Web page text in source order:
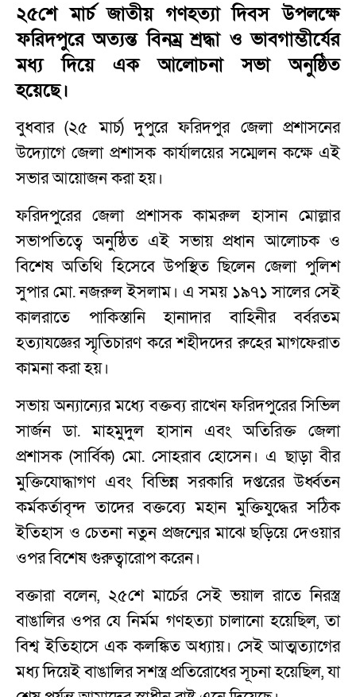
২৫শে মার্চ জাতীয় গণহত্যা দিবস উপলক্ষে
ফরিদপুরে অত্যন্ত বিনম্র শ্রদ্ধা ও ভাবগাম্ভীর্যের
মধ্য দিয়ে এক আলোচনা সভা অনুষ্ঠিত
হয়েছে।
বুধবার (২৫ মার্চ) দুপুরে ফরিদপুর জেলা প্রশাসনের
উদ্যোগে জেলা প্রশাসক কার্যালয়ের সম্মেলন কক্ষে এই
সভার আয়োজন করা হয়।
ফরিদপুরের জেলা প্রশাসক কামরুল হাসান মোল্লার
সভাপতিত্বে অনুষ্ঠিত এই সভায় প্রধান আলোচক ও
বিশেষ অতিথি হিসেবে উপস্থিত ছিলেন জেলা পুলিশ
সুপার মো. নজরুল ইসলাম। এ সময় ১৯৭১ সালের সেই
কালরাতে পাকিস্তানি হানাদার বাহিনীর বর্বরতম
হত্যাযজ্ঞের স্মৃতিচারণ করে শহীদদের রুহের মাগফেরাত
কামনা করা হয়।
সভায় অন্যান্যের মধ্যে বক্তব্য রাখেন ফরিদপুরের সিভিল
সার্জন ডা. মাহমুদুল হাসান এবং অতিরিক্ত জেলা
প্রশাসক (সার্বিক) মো. সোহরাব হোসেন। এ ছাড়া বীর
মুক্তিযোদ্ধাগণ এবং বিভিন্ন সরকারি দপ্তরের উর্ধ্বতন
কর্মকর্তাবৃন্দ তাদের বক্তব্যে মহান মুক্তিযুদ্ধের সঠিক
ইতিহাস ও চেতনা নতুন প্রজন্মের মাঝে ছড়িয়ে দেওয়ার
ওপর বিশেষ গুরুত্বারোপ করেন।
বক্তারা বলেন, ২৫শে মার্চের সেই ভয়াল রাতে নিরস্ত্র
বাঙালির ওপর যে নির্মম গণহত্যা চালানো হয়েছিল, তা
বিশ্ব ইতিহাসে এক কলঙ্কিত অধ্যায়। সেই আত্মত্যাগের
মধ্য দিয়েই বাঙালির সশস্ত্র প্রতিরোধের সূচনা হয়েছিল, যা